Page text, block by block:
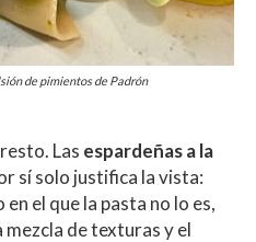
de pimientos de Padrón
Las espardeñas a la
sí solo justifica la vista:
el que la pasta no lo es,
de texturas y el